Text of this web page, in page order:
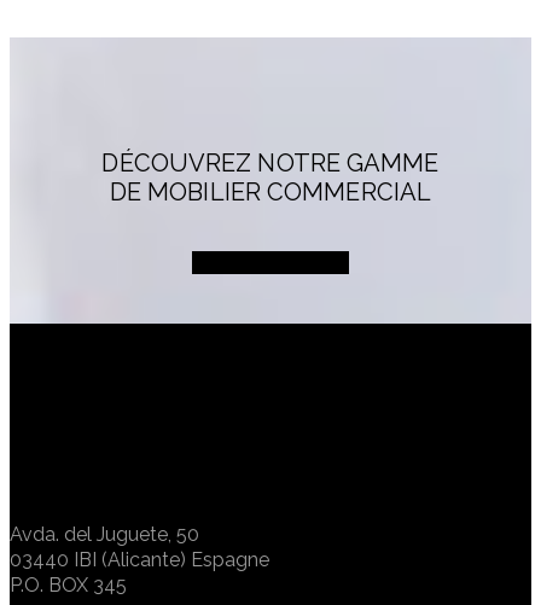
DÉCOUVREZ NOTRE GAMME
DE MOBILIER COMMERCIAL
Avda. del Juguete, 50
03440 IBI (Alicante) Espagne
P.O. BOX 345